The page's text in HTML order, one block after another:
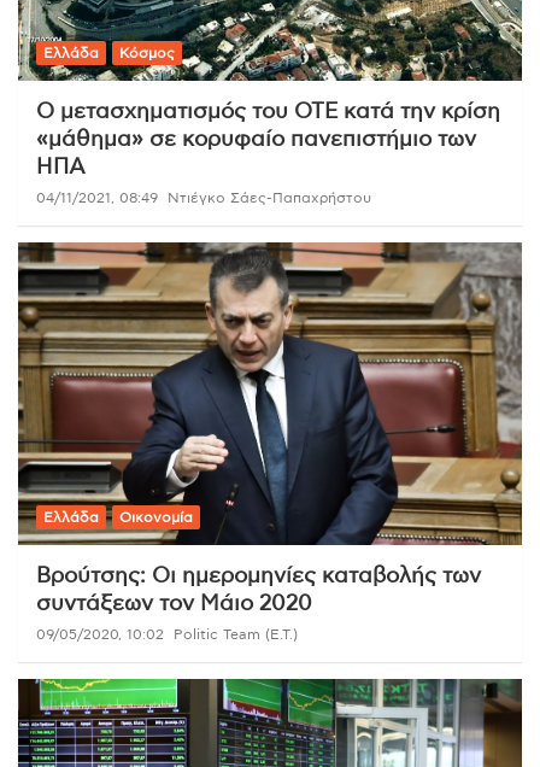
Ελλάδα Κόσμος
Ο μετασχηματισμός του ΟΤΕ κατά την κρίση
«μάθημα» σε κορυφαίο πανεπιστήμιο των
ΗΠΑ
04/11/2021, 08:49 Ντιέγκο Σάες-Παπαχρήστου
Ελλάδα Οικονομία
Βρούτσης: Οι ημερομηνίες καταβολής των
συντάξεων τον Μάιο 2020
09/05/2020, 10:02 Politic Team (Ε.Τ.)